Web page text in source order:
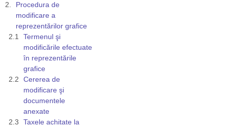
Procedura de
modificare a
reprezentărilor grafice
Termenul şi
modificările efectuate
în reprezentările
grafice
Cererea de
modificare şi
documentele
anexate
Taxele achitate la